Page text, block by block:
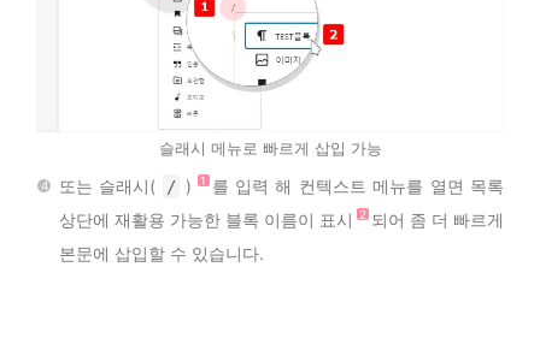
슬래시 메뉴로 빠르게 삽입 가능
또는 슬래시( / )
를 입력 해 컨텍스트 메뉴를 열면 목록
상단에 재활용 가능한 블록 이름이 표시
되어 좀 더 빠르게
본문에 삽입할 수 있습니다.